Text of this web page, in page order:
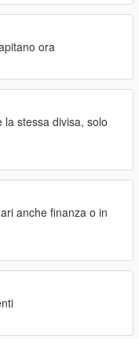
ora
la stessa divisa, solo
anche finanza o in